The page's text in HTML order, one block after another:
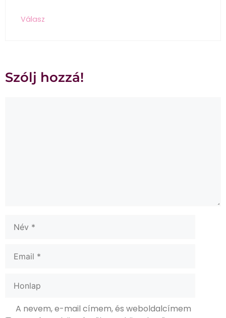
Válasz
Szólj hozzá!
A nevem, e-mail címem, és weboldalcímem